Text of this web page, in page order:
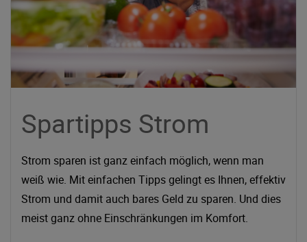
Spartipps Strom
Strom sparen ist ganz einfach möglich, wenn man
weiß wie. Mit einfachen Tipps gelingt es Ihnen, effektiv
Strom und damit auch bares Geld zu sparen. Und dies
meist ganz ohne Einschränkungen im Komfort.